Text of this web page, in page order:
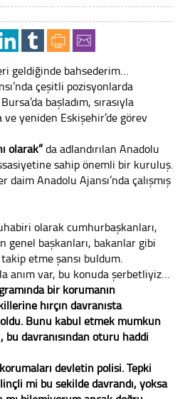
geldiğinde bahsederim…
çeşitli pozisyonlarda
başladım, sırasıyla
yeniden Eskişehir’de görev
olarak”da adlandırılan Anadolu
sahip önemli bir kuruluş.
Anadolu Ajansı’nda çalışmış
olarak cumhurbaşkanları,
genel başkanları, bakanlar gibi
etme şansı buldum.
anım var, bu konuda şerbetliyiz…
bir korumanın
hırçın davranışta
Bunu kabul etmek mümkün
bu davranışından ötürü haddi
devletin polisi. Tepki
mi bu şekilde davrandı, yoksa